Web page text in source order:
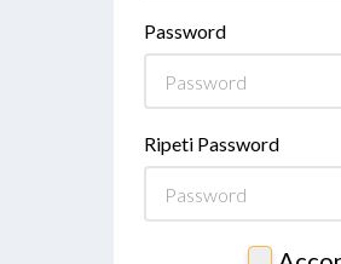
Password
Ripeti Password